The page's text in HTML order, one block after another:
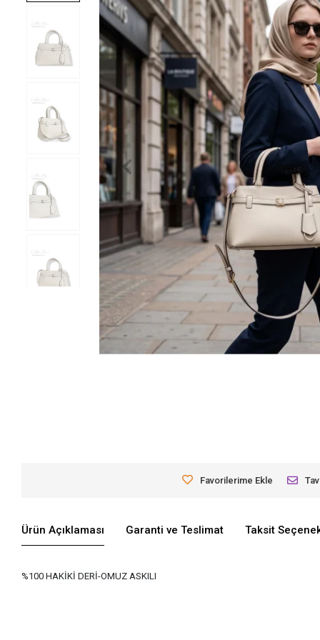
Favorilerime Ekle
Ürün Açıklaması Garanti ve Teslimat Taksit
%100 HAKİKİ DERİ-OMUZ ASKILI